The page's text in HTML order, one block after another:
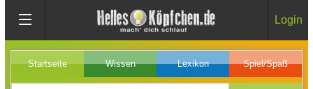
Login
Startseite Wissen Lexikon Spiel/Spaß